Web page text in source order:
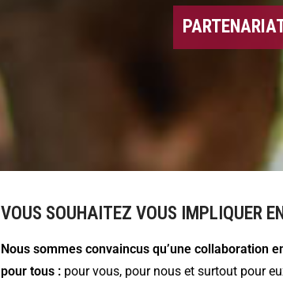
VOUS SOUHAITEZ VOUS IMPLIQUER
Nous sommes convaincus qu’une collaboration
pour tous :pour vous, pour nous et surtout pour